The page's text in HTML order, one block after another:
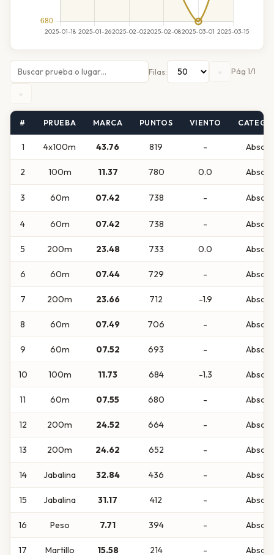
Filas: « Pág 1/1
»
# PRUEBA MARCA PUNTOS VIENTO
1 4x100m 43.76 819 -
2 100m 11.37 780 0.0
3 60m 07.42 738 -
4 60m 07.42 738 -
5 200m 23.48 733 0.0
6 60m 07.44 729 -
7 200m 23.66 712 -1.9
8 60m 07.49 706 -
9 60m 07.52 693 -
10 100m 11.73 684 -1.3
11 60m 07.55 680 -
12 200m 24.52 664 -
13 200m 24.62 652 -
14 Jabalina 32.84 436 -
15 Jabalina 31.17 412 -
16 Peso 7.71 394 -
17 Martillo 15.58 214 -